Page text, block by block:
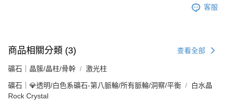
客服
商品相關分類 (3) 查看全部
礦石｜晶簇/晶柱/骨幹 激光柱
礦石｜💎透明/白色系礦石-第八脈輪/所有脈輪/洞察/平衡
白水晶
Rock Crystal